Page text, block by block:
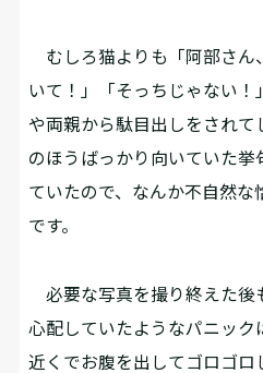
むしろ猫よりも「阿部さん
いて！」「そっちじゃない
や両親から駄目出しをされ
のほうばっかり向いていた挙
ていたので、なんか不自然な
です。
必要な写真を撮り終えた後
心配していたようなパニック
近くでお腹を出してゴロゴロ